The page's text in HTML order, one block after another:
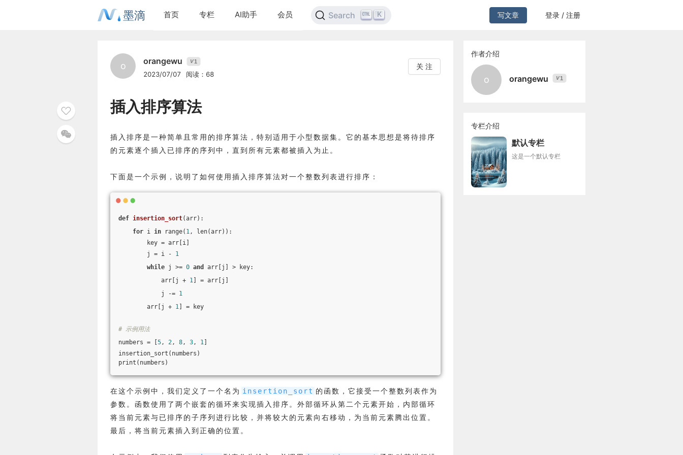
墨滴 首页 专栏 AI助手 会员 Search K 写文章 登录 / 注册
o orangewu V1
2023/07/07 阅读：68
关 注
插入排序算法
插入排序是一种简单且常用的排序算法，特别适用于小型数据集。它的基本思想是将待排序
的元素逐个插入已排序的序列中，直到所有元素都被插入为止。
下面是一个示例，说明了如何使用插入排序算法对一个整数列表进行排序：
def insertion_sort(arr) :
for i in range( 1, len(arr)):
key = arr[i]
j = i - 1
while j >= 0 and
arr[j] > key:
arr[j + 1 ] = arr[j]
j -= 1
arr[j + 1 ] = key
# 示例用法
numbers = [ 5, 2, 8, 3, 1
insertion_sort(numbers)
print(numbers)
在这个示例中，我们定义了一个名为 insertion_sort 的函数，它接受一个整数列表作为
参数。函数使用了两个嵌套的循环来实现插入排序。外部循环从第二个元素开始，内部循环
将当前元素与已排序的子序列进行比较，并将较大的元素向右移动，为当前元素腾出位置。
最后，将当前元素插入到正确的位置。
作者介绍
o orangewu V1
专栏介绍
默认专栏
这是一个默认专栏